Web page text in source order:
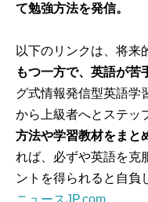
て勉強方法を発信。
以下のリンクは、将来
もつ一方で、英語が苦
グ式情報発信型英語学
から上級者へとステッ
方法や学習教材をまと
れば、必ずや英語を克
ントを得られると自